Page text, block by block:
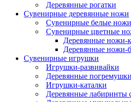
Деревянные рогатки
Сувенирные деревянные ножи
Сувенирные белые ножи
Сувенирные цветные
Деревянные ножи-
Деревянные ножи-
Сувенирные игрушки
Игрушки-развивайки
Деревянные
Игрушки-каталки
Деревянные лабиринты